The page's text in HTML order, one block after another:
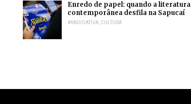
Enredo de papel: quando a literatura
contemporânea desfila na Sapucaí
#RADIOATIVA, CULTURA